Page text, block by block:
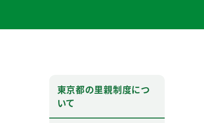
東京都の里親制度につ
いて